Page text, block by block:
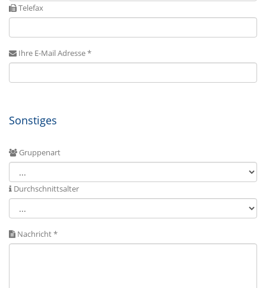
Telefax
Ihre E-Mail Adresse *
Sonstiges
Gruppenart
Durchschnittsalter
Nachricht *